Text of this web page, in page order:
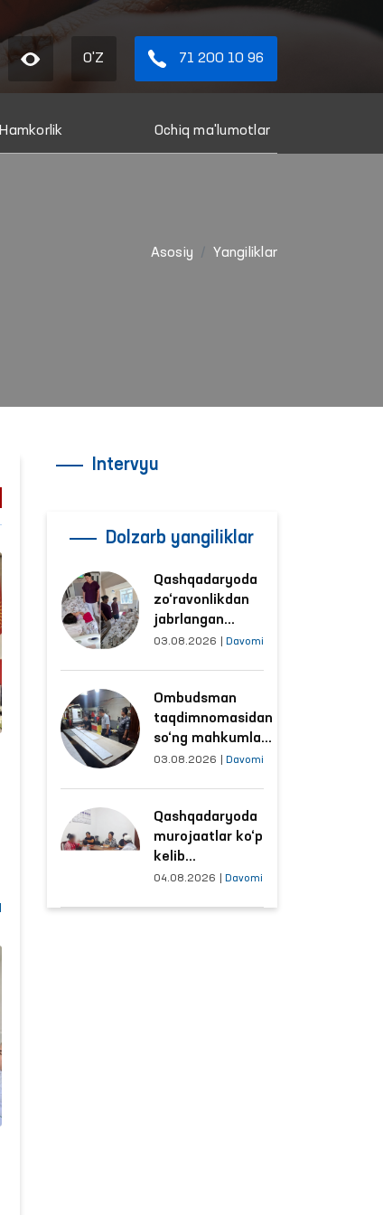
O'Z 71 200 10 96
Hamkorlik Ochiq ma'lumotlar
Asosiy Yangiliklar
Intervyu
Dolzarb yangiliklar
Qashqadaryoda
zo‘ravonlikdan
jabrlangan
ayolning holati
o‘rganildi
03.08.2026 Davomi
Ombudsman
taqdimnomasidan
so‘ng mahkumlar
mehnat
sharoitlar
yaxshilandi
03.08.2026 Davomi
Qashqadaryoda
murojaatlar ko‘p
kelib
tushayotgan
04.08.2026 Davomi